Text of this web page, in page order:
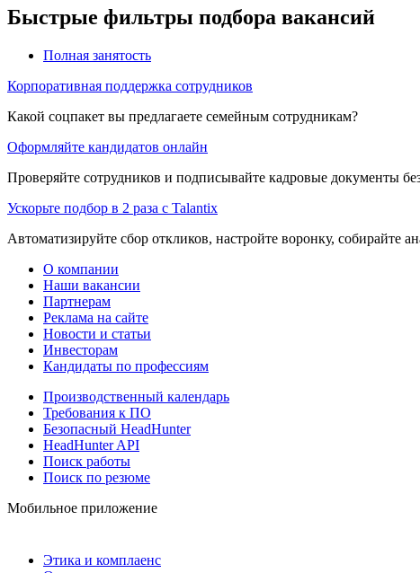
Быстрые фильтры подбора вакансий
Полная занятость
Корпоративная поддержка сотрудников
Какой соцпакет вы предлагаете семейным сотрудникам?
Оформляйте кандидатов онлайн
Проверяйте сотрудников и подписывайте кадровые документы
Ускорьте подбор в 2 раза с Talantix
Автоматизируйте сбор откликов, настройте воронку, собирайте
О компании
Наши вакансии
Партнерам
Реклама на сайте
Новости и статьи
Инвесторам
Кандидаты по профессиям
Производственный календарь
Требования к ПО
Безопасный HeadHunter
HeadHunter API
Поиск работы
Поиск по резюме
Мобильное приложение
Этика и комплаенс